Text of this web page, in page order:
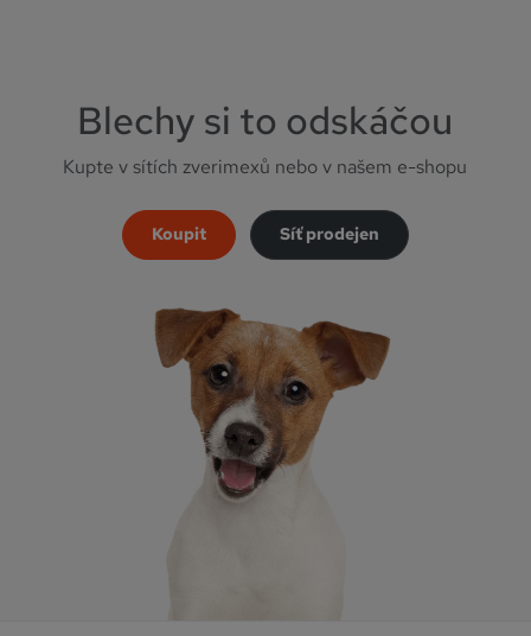
Blechy si to odskáčou
Kupte v sítích zverimexů nebo v našem e-shopu
Koupit Síť prodejen